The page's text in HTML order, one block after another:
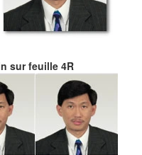
sur feuille 4R